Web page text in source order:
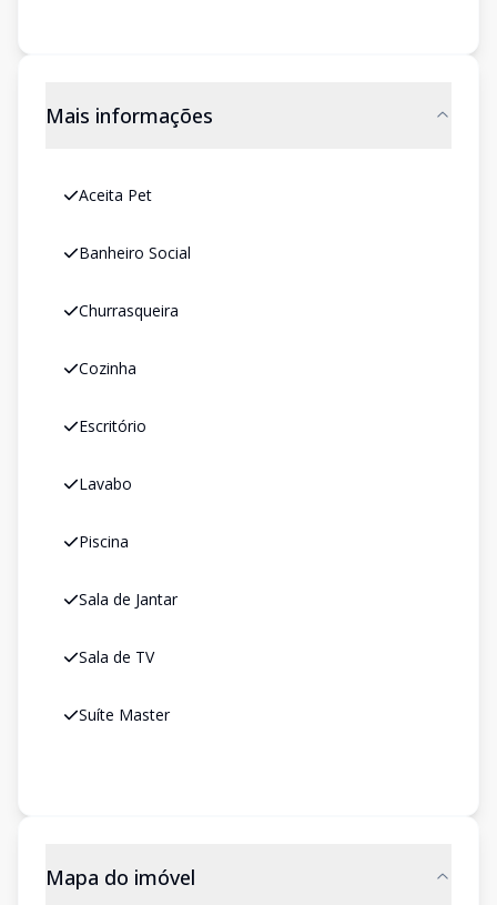
Mais informações
Aceita Pet
Banheiro Social
Churrasqueira
Cozinha
Escritório
Lavabo
Piscina
Sala de Jantar
Sala de TV
Suíte Master
Mapa do imóvel